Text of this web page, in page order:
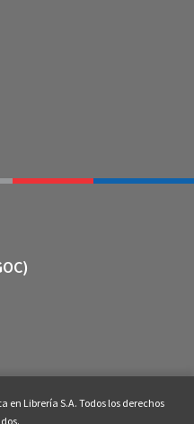
Librería S.A. Todos los derechos